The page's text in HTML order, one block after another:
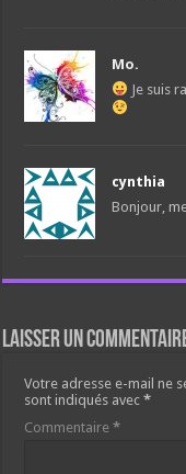
Mo.
Je suis
cynthia
Bonjour,
Laisser un
Votre adresse e-mail ne
sont indiqués avec*
Commentaire*